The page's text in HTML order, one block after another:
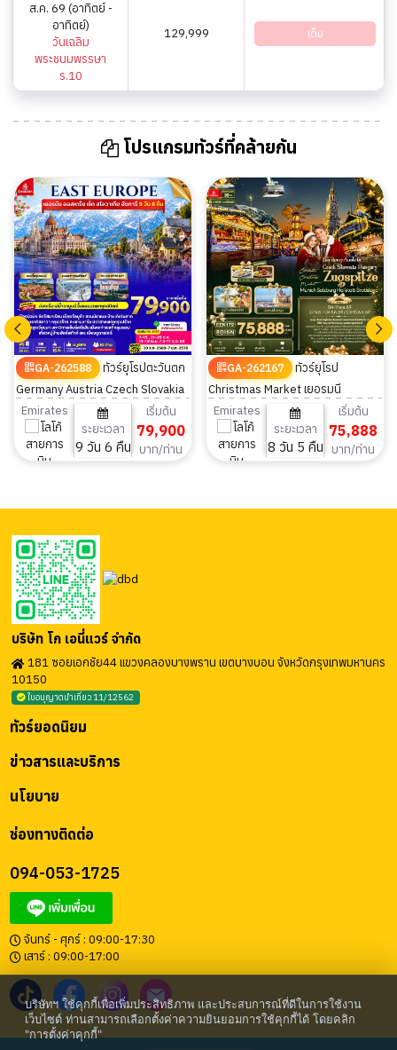
ส.ค. 69 (อาทิตย์ -
อาทิตย์)
วันเฉลิม
พระชนมพรรษา
ร.10
129,999 เต็ม
โปรแกรมทัวร์ที่คล้ายกัน
GA-262588
ทัวร์ยุโรปตะวันตก
Germany Austria Czech Slovakia
Hungary 9วัน 6คืน
Emirates
ระยะเวลา
9 วัน 6 คืน
เริ่มต้น
79,900
บาท/ท่าน
GA-262167
ทัวร์ยุโรป
Christmas Market เยอรมนี
ออสเตรีย เช็ก สโลวีเนีย ฮังการี 8วัน
5คืน
Emirates
ระยะเวลา
8 วัน 5 คืน
เริ่มต้น
75,888
บาท/ท่าน
บริษัท โก เอนี่แวร์ จำกัด
181 ซอยเอกชัย44 แขวงคลองบางพราน เขตบางบอน จังหวัดกรุงเทพมหานคร
10150
ใบอนุญาตนำเที่ยว 11/12562
ช่องทางติดต่อ
094-053-1725
จันทร์ - ศุกร์ : 09:00-17:30
เสาร์ : 09:00-17:00
นโยบาย
ข่าวสารและบริการ
ทัวร์ยอดนิยม
บริษัทฯ ใช้คุกกี้เพื่อเพิ่มประสิทธิภาพ และประสบการณ์ที่ดีในการใช้งาน
เว็บไซต์ ท่านสามารถเลือกตั้งค่าความยินยอมการใช้คุกกี้ได้ โดยคลิก
"การตั้งค่าคุกกี้"